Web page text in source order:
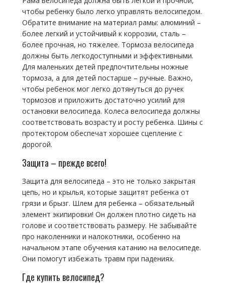
чтобы ребенку было легко управлять велосипедом.
Обратите внимание на материал рамы: алюминий –
более легкий и устойчивый к коррозии, сталь –
более прочная, но тяжелее. Тормоза велосипеда
должны быть легкодоступными и эффективными.
Для маленьких детей предпочтительны ножные
тормоза, а для детей постарше – ручные. Важно,
чтобы ребенок мог легко дотянуться до ручек
тормозов и приложить достаточно усилий для
остановки велосипеда. Колеса велосипеда должны
соответствовать возрасту и росту ребенка. Шины с
протектором обеспечат хорошее сцепление с
дорогой.
Защита – прежде всего!
Защита для велосипеда – это не только закрытая
цепь, но и крылья, которые защитят ребенка от
грязи и брызг. Шлем для ребенка – обязательный
элемент экипировки! Он должен плотно сидеть на
голове и соответствовать размеру. Не забывайте
про наколенники и налокотники, особенно на
начальном этапе обучения катанию на велосипеде.
Они помогут избежать травм при падениях.
Где купить велосипед?